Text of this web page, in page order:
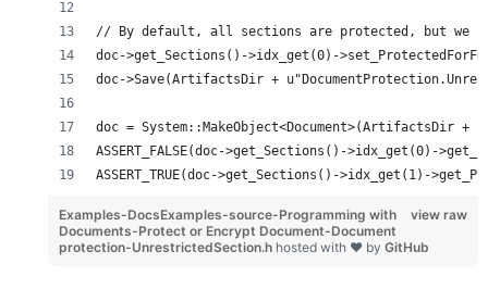
// By default, all sections are protected, but we
doc->get_Sections()->idx_get(0)-
doc->Save(ArtifactsDir +
doc = System::MakeObject<Document>(ArtifactsDir
ASSERT_FALSE(doc->get_Sections()->idx_get(0)-
ASSERT_TRUE(doc->get_Sections()->idx_get(1)-
view raw
Examples-DocsExamples-source-Programming with
Documents-Protect or Encrypt Document-Document
protection-UnrestrictedSection.h hosted with ❤ by GitHub